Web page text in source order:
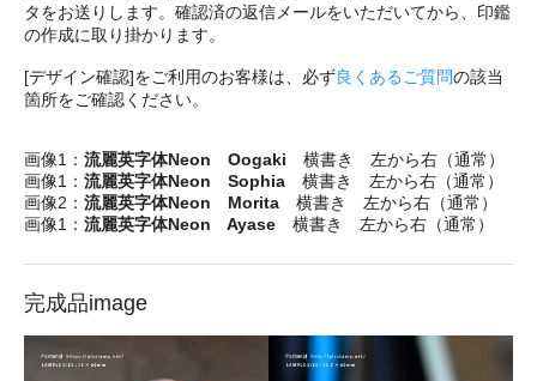
タをお送りします。確認済の返信メールをいただいてから、印鑑
の作成に取り掛かります。
[デザイン確認]をご利用のお客様は、必ず良くあるご質問の該当
箇所をご確認ください。
画像1： 流麗英字体Neon Oogaki 横書き 左から右（通常）
画像1： 流麗英字体Neon Sophia 横書き 左から右（通常）
画像2： 流麗英字体Neon Morita 横書き 左から右（通常）
画像1： 流麗英字体Neon Ayase 横書き 左から右（通常）
完成品image